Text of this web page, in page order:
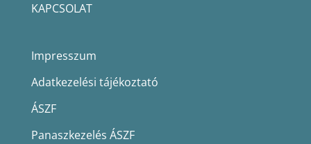
KAPCSOLAT
Impresszum
Adatkezelési tájékoztató
ÁSZF
Panaszkezelés ÁSZF